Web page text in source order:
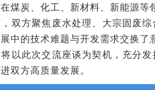
煤炭、化工、新材料、新能源等
双方聚焦废水处理、大宗固废
中的技术难题与开发需求交换了
以此次交流座谈为契机，充分
双方高质量发展。